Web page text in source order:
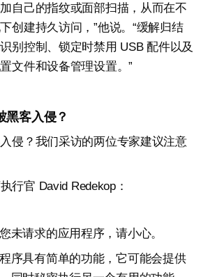
自己的指纹或面部扫描，从而在不
创建持久访问，”他说。“缓解归结
别控制、锁定时禁用 USB 配件以及
文件和设备管理设置。”
黑客入侵？
侵？我们采访的两位专家建议注意
行官 David Redekop：
未请求的应用程序，请小心。
序具有简单的功能，它可能会提供